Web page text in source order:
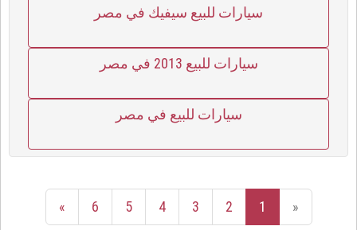
سيارات للبيع سيفيك في مصر
سيارات للبيع 2013 في مصر
سيارات للبيع في مصر
«
1
2
3
4
5
6
»